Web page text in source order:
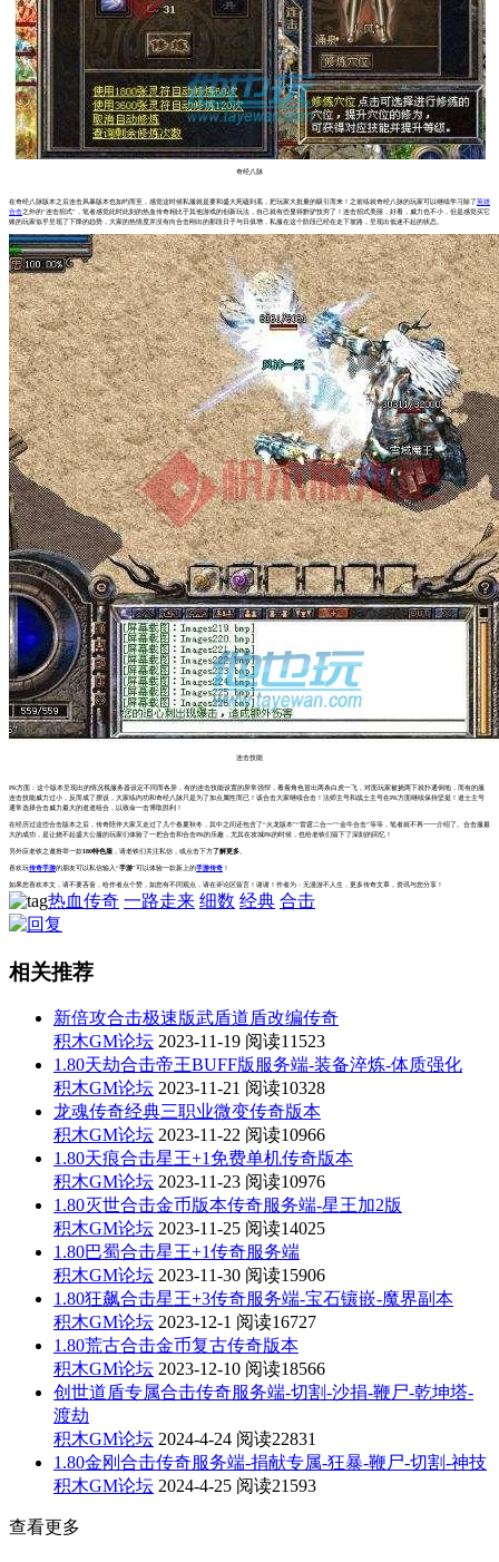
奇经八脉
在奇经八脉版本之后连击风暴版本也如约而至，感觉这时候私服就是要和盛大死磕到底，把玩家大批量的吸引而来！之前练就奇经八脉的玩家可以继续学习除了英雄
合击之外的“连击招式”，笔者感觉此时此刻的热血传奇相比于其他游戏的创新玩法，自己就有些显得黔驴技穷了！连击招式美丽，好看，威力也不小，但是感觉买它
账的玩家似乎呈现了下降的趋势，大家的热情度并没有向合击刚出的那段日子与日俱增，私服在这个阶段已经在走下坡路，呈现出低迷不起的状态。
连击技能
PK方面：这个版本呈现出的情况视服务器设定不同而各异，有的连击技能设置的异常强悍，看着角色冒出两条白虎一飞，对面玩家被挠两下就扑通倒地，而有的服
连击技能威力过小，反而成了摆设，大家练内功和奇经八脉只是为了加点属性而已！该合击大家继续合击！法师主号和战士主号在PK方面继续保持坚挺！道士主号
通常选择合击威力最大的道道组合，以致命一击博取胜利！
在经历过这些合击版本之后，传奇陪伴大家又走过了几个春夏秋冬，其中之间还包含了“火龙版本”“雷霆二合一”“金牛合击”等等，笔者就不再一一介绍了。合击服最
大的成功，是让烧不起盛大公服的玩家们体验了一把合击和合击PK的乐趣，尤其在攻城PK的时候，也给老铁们留下了深刻的回忆！
另外应老铁之邀推举一款180特色服 ，请老铁们关注私信，或点击下方了解更多
喜欢玩传奇手游的朋友可以私信输入“手游”可以体验一款新上的手游传奇 ！
如果您喜欢本文，请不要吝啬，给作者点个赞，如您有不同观点，请在评论区留言！谢谢！作者为：无漫游不人生，更多传奇文章，资讯与您分享！
热血传奇 一路走来 细数 经典 合击
相关推荐
新倍攻合击极速版武盾道盾改编传奇
积木GM论坛 2023-11-19 阅读11523
1.80天劫合击帝王BUFF版服务端-装备淬炼-体质强化
积木GM论坛 2023-11-21 阅读10328
龙魂传奇经典三职业微变传奇版本
积木GM论坛 2023-11-22 阅读10966
1.80天痕合击星王+1免费单机传奇版本
积木GM论坛 2023-11-23 阅读10976
1.80灭世合击金币版本传奇服务端-星王加2版
积木GM论坛 2023-11-25 阅读14025
1.80巴蜀合击星王+1传奇服务端
积木GM论坛 2023-11-30 阅读15906
1.80狂飙合击星王+3传奇服务端-宝石镶嵌-魔界副本
积木GM论坛 2023-12-1 阅读16727
1.80荒古合击金币复古传奇版本
积木GM论坛 2023-12-10 阅读18566
创世道盾专属合击传奇服务端-切割-沙捐-鞭尸-乾坤塔-
渡劫
积木GM论坛 2024-4-24 阅读22831
1.80金刚合击传奇服务端-捐献专属-狂暴-鞭尸-切割-神技
积木GM论坛 2024-4-25 阅读21593
查看更多